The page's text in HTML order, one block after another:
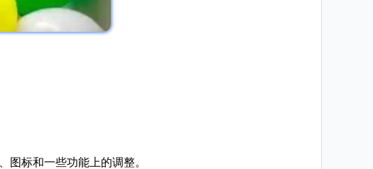
图标和一些功能上的调整。